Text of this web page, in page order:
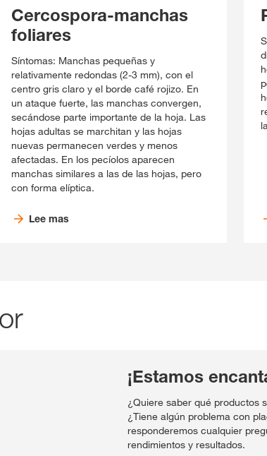
Cercospora-manchas
foliares
Síntomas: Manchas pequeñas y
relativamente redondas (2-3 mm), con el
centro gris claro y el borde café rojizo. En
un ataque fuerte, las manchas convergen,
secándose parte importante de la hoja. Las
hojas adultas se marchitan y las hojas
nuevas permanecen verdes y menos
afectadas. En los pecíolos aparecen
manchas similares a las de las hojas, pero
con forma elíptica.
Lee mas
¡Estamos
¿Quiere saber qué productos
¿Tiene algún problema con
responderemos cualquier
rendimientos y resultados.